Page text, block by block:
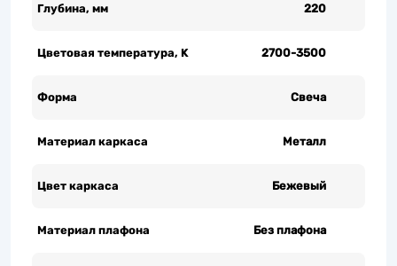
Глубина, мм 220
Цветовая температура, K 2700-3500
Форма Свеча
Материал каркаса Металл
Цвет каркаса Бежевый
Материал плафона Без плафона